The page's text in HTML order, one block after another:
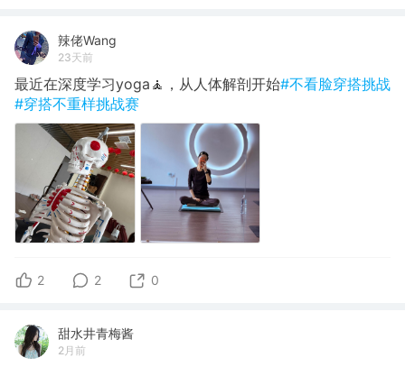
辣佬Wang
23天前
最近在深度学习yoga🧘，从人体解剖开始#不看脸穿搭挑战
#穿搭不重样挑战赛
2 2 0
甜水井青梅酱
2月前